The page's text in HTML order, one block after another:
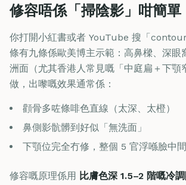
修容唔係「掃陰影」咁簡單
你打開小紅書或者 YouTube 搜「
條有九條係歐美博主示範：高鼻樑、深眼
洲面（尤其香港人常見嘅「中庭扁＋下顎
做，出嚟嘅效果通常係：
顴骨多咗條啡色直線（太深、太橙）
鼻側影骯髒到好似「無洗面」
下顎位完全冇修，整個 5 官浮喺臉中間
修容嘅原理係用 比膚色深 1.5–2 階嘅冷